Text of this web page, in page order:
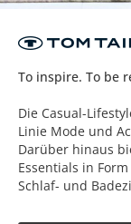
To inspire. To be
Die Casual-
Linie Mode und
Darüber hinaus
Essentials in
Schlaf- und